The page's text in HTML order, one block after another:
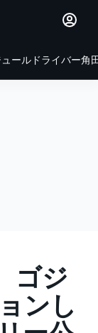
ール ドライバー角
ゴジ
ンし